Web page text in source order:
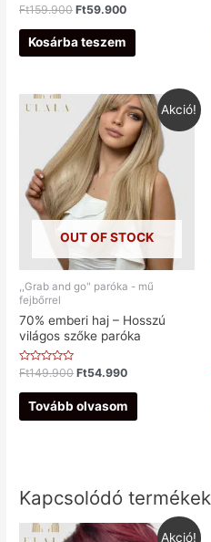
Értékelés:
0
/
Ft159.900 Ft59.900
Kosárba teszem
Akció!
OUT OF STOCK
,,Grab and go" paróka - mű
fejbőrrel
70% emberi haj – Hosszú
világos szőke paróka
Értékelés:
/
Ft149.900 Ft54.990
Tovább olvasom
Kapcsolódó termékek
Akció!